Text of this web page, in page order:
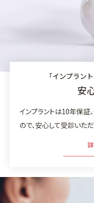
「インプラン
安
インプラントは10年保証
ので、安心して受診いただ